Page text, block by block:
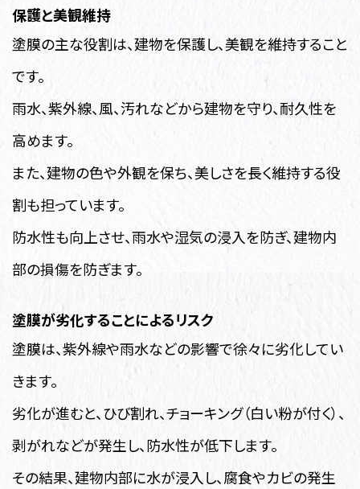
保護と美観維持
塗膜の主な役割は、建物を保護し、美観を維持すること
です。
雨水、紫外線、風、汚れなどから建物を守り、耐久性を
高めます。
また、建物の色や外観を保ち、美しさを長く維持する役
割も担っています。
防水性も向上させ、雨水や湿気の浸入を防ぎ、建物内
部の損傷を防ぎます。
塗膜が劣化することによるリスク
塗膜は、紫外線や雨水などの影響で徐々に劣化してい
きます。
劣化が進むと、ひび割れ、チョーキング（白い粉が付く）、
剥がれなどが発生し、防水性が低下します。
その結果、建物内部に水が浸入し、腐食やカビの発生